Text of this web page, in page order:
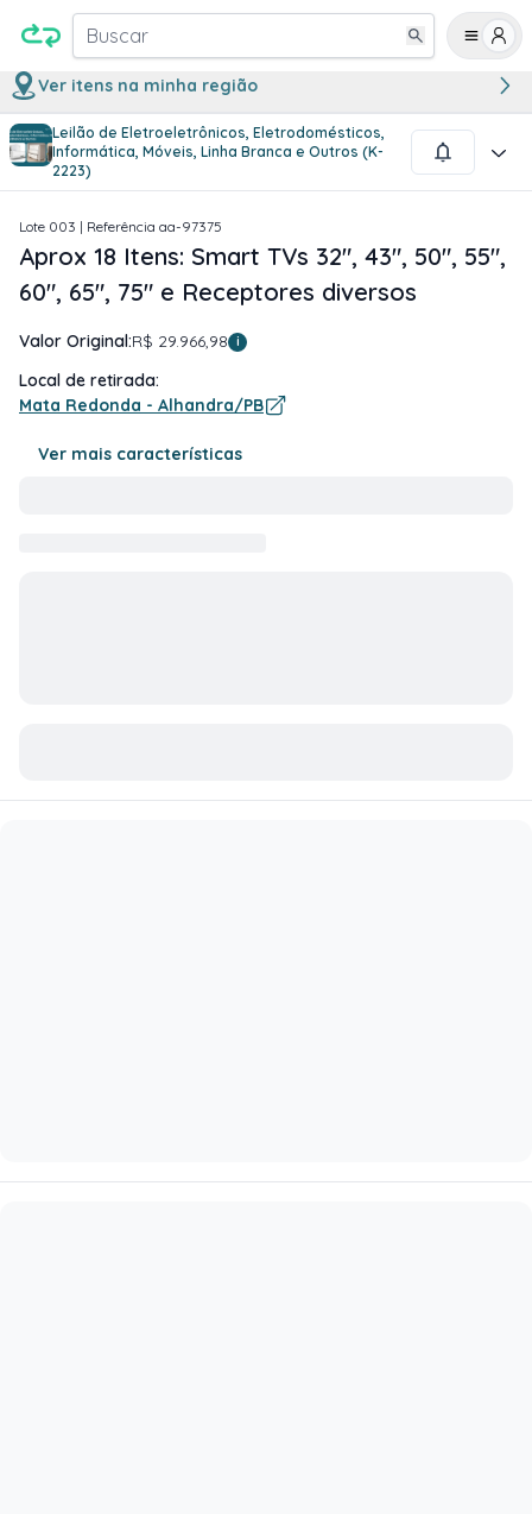
Buscar
Ver itens na minha região
Leilão de Eletroeletrônicos, Eletrodomésticos,
Informática, Móveis, Linha Branca e Outros (K-
2223)
1/4
Lote 003 | Referência aa-97375
Aprox 18 Itens: Smart TVs 32", 43", 50", 55",
60", 65", 75" e Receptores diversos
Valor Original:R$ 29.966,98 i
Local de retirada:
Mata Redonda - Alhandra/PB
Ver mais características